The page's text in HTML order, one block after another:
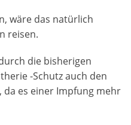
wäre das natürlich
reisen.
die bisherigen
-Schutz auch den
da es einer Impfung mehr